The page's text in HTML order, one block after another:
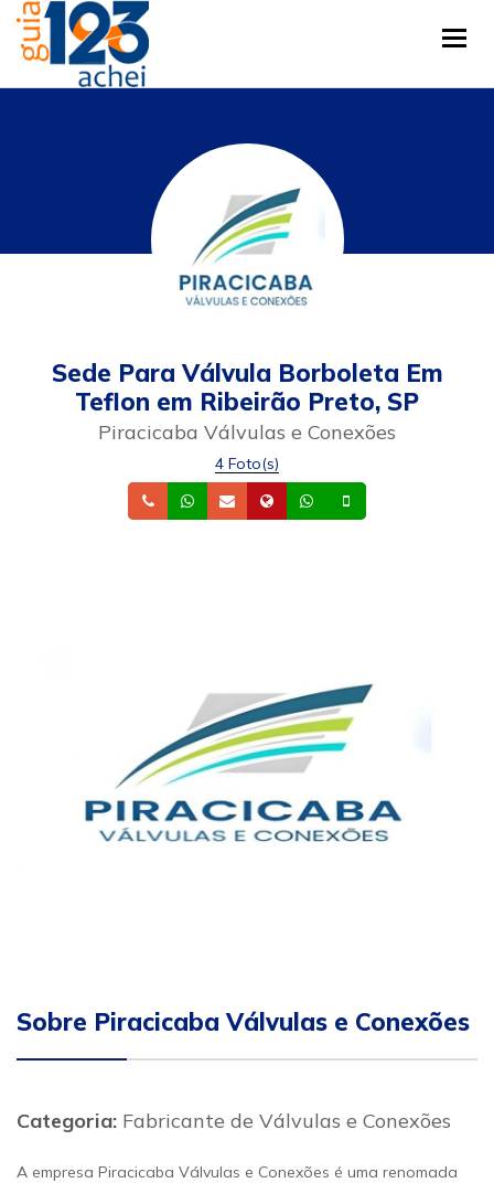
Sede Para Válvula Borboleta Em
Teflon em Ribeirão Preto, SP
Piracicaba Válvulas e Conexões
4 Foto(s)
TelefoneWhatsapp
Email Site Whatsapp
Sobre Piracicaba Válvulas e Conexões
Categoria: Fabricante de Válvulas e Conexões
A empresa Piracicaba Válvulas e Conexões é uma renomada